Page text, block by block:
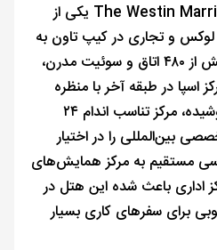
هتل پنج ستاره The Westin Marriott Hotel یکی از
لوکس و تجاری در کیپ تاون به
شمار می‌رود. این هتل با بیش از ۴۸۰ اتاق و سوئیت مدرن،
اسپا در طبقه آخر با منظره
پانورامیک شهر، استخر سرپوشیده، مرکز تناسب اندام ۲۴
بین‌المللی را در اختیار
مستقیم به مرکز همایش‌های
اداری باعث شده این هتل در
برای سفرهای کاری بسیار